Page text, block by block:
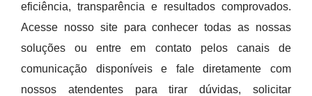
eficiência, transparência e resultados comprovados.
Acesse nosso site para conhecer todas as nossas
soluções ou entre em contato pelos canais de
comunicação disponíveis e fale diretamente com
nossos atendentes para tirar dúvidas, solicitar